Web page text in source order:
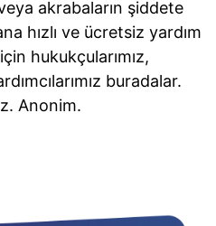
akrabaların şiddete
hızlı ve ücretsiz yardım
hukukçularımız,
buradalar.
Anonim.